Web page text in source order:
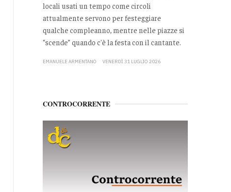
locali usati un tempo come circoli
attualmente servono per festeggiare
qualche compleanno, mentre nelle piazze si
“scende” quando c'è la festa con il cantante.
EMANUELE ARMENTANO VENERDÌ 31 LUGLIO 2026
CONTROCORRENTE